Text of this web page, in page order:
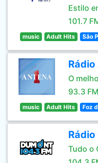
Estilo
101.7
music Adult Hits São
Rádio
O
93.3 FM
music Adult Hits Foz
Rádio
Tudo o